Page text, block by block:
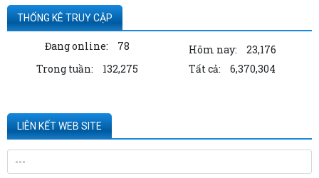
Quyết định công bố thủ tục hành chính nội bộ được sửa đổi, bổ sung
thuộc phạm vi, chức năng quản lý...
Thông tin về số lượng căn hộ chung cư thuộc dự án Hoàng Huy Sở Dầu
đã bán cho các tổ chức, cá nhân...
Công ty TNHH ống thép 190 - Văn bản...
Thông báo hạn chế giao thông đường thủy trên sông Thái Bình phục
THỐNG KÊ TRUY CẬP
Đang online: 78 Hôm nay:
23,176
Trong tuần:
132,275 Tất cả: 6,370,304
LIÊN KẾT WEB SITE